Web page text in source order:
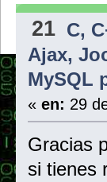
21 C,
Ajax,
MySQL
« en: 29
Gracias
si tienes